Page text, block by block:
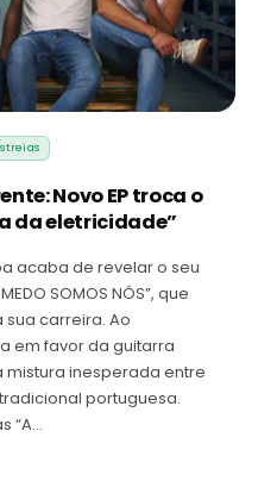
Novo EP troca o
da eletricidade”
acaba de revelar o seu
SOMOS NÓS”, que
carreira. Ao
em favor da guitarra
inesperada entre
portuguesa.
“A…